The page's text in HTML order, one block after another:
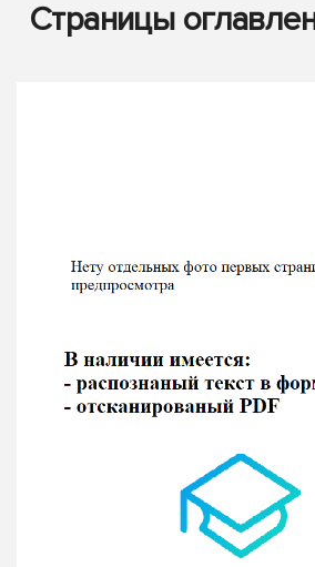
Страницы